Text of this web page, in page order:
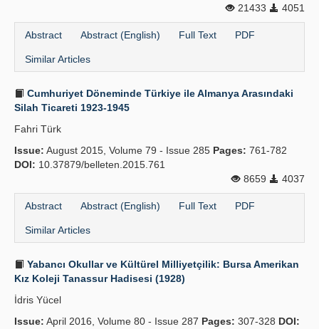
21433
4051
Abstract Abstract (English) Full Text PDF
Similar Articles
Cumhuriyet Döneminde Türkiye ile Almanya Arasındaki
Silah Ticareti 1923-1945
Fahri Türk
Issue: August 2015, Volume 79 - Issue 285 Pages: 761-782
DOI: 10.37879/belleten.2015.761
8659
4037
Abstract Abstract (English) Full Text PDF
Similar Articles
Yabancı Okullar ve Kültürel Milliyetçilik: Bursa Amerikan
Kız Koleji Tanassur Hadisesi (1928)
İdris Yücel
Issue: April 2016, Volume 80 - Issue 287 Pages: 307-328 DOI: